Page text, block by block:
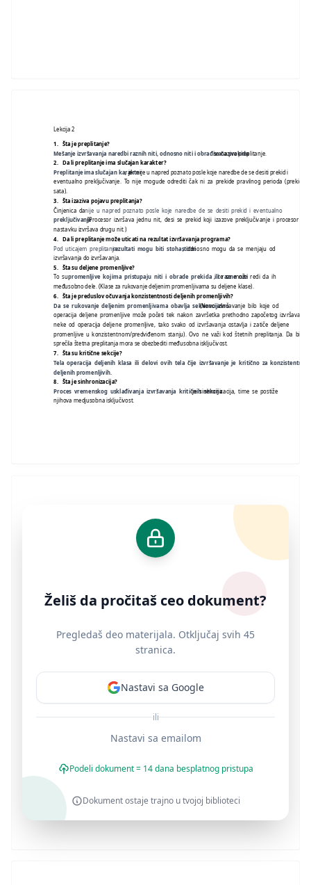
Lekcija 2
1. Šta je preplitanje?
Mešanje izvršavanja naredbi raznih niti, odnosno niti i obrađivača prekida
se naziva preplitanje.
2.
Da li preplitanje ima slučajan karakter?
Preplitanje ima slučajan karakter, jer nije u napred poznato posle koje naredbe de se desiti prekid i
eventualno preključivanje. To nije mogude odrediti čak ni za prekide pravilnog perioda (prekide
sata).
3. Šta izaziva pojavu preplitanja?
Činjenica danije u napred poznato posle koje naredbe de se desiti prekid i eventualno
preključivanje
.(Procesor izvršava jednu nit, desi se prekid koji izazove preključivanje i procesor u
nastavku izvršava drugu nit.)
4. Da li preplitanje može uticati na rezultat izvršavanja programa?
Pod uticajem preplitanjarezultati mogu biti stohastični, odnosno mogu da se menjaju od
izvršavanja do izvršavanja.
5. Šta su deljene promenljive?
To supromenljive kojima pristupaju niti i obrade prekida ili razne niti
, te se može redi da ih
međusobno dele. (Klase za rukovanje deljenim promenljivama su deljene klase).
6. Šta je preduslov očuvanja konzistentnosti deljenih promenljivih?
Da se rukovanje deljenim promenljivama obavlja sekvencijalno. (Novo izvršavanje bilo koje od
operacija deljene promenljive može početi tek nakon završetka prethodno započetog izvršavanja
neke od operacija deljene promenljive, tako svako od izvršavanja ostavlja i zatiče deljene
promenljive u konzistentnom/predviđenom stanju). Ovo ne važi kod štetnih preplitanja. Da bi se
sprečila štetna preplitanja mora se obezbediti međusobna isključivost.
7. Šta su kritične sekcije?
Tela operacija deljenih klasa ili delovi ovih tela čije izvršavanje je kritično za konzistentnost
deljenih promenljivih.
8. Šta je sinhronizacija?
Proces vremenskog usklađivanja izvršavanja kritičnih sekcijaje sinhronizacija, time se postiže
njihova medjusobna isključivost.
Želiš da pročitaš ceo dokument?
Pregledaš deo materijala. Otključaj svih 45
stranica.
Nastavi sa Google
ili
Nastavi sa emailom
Podeli dokument = 14 dana besplatnog pristupa
Dokument ostaje trajno u tvojoj biblioteci